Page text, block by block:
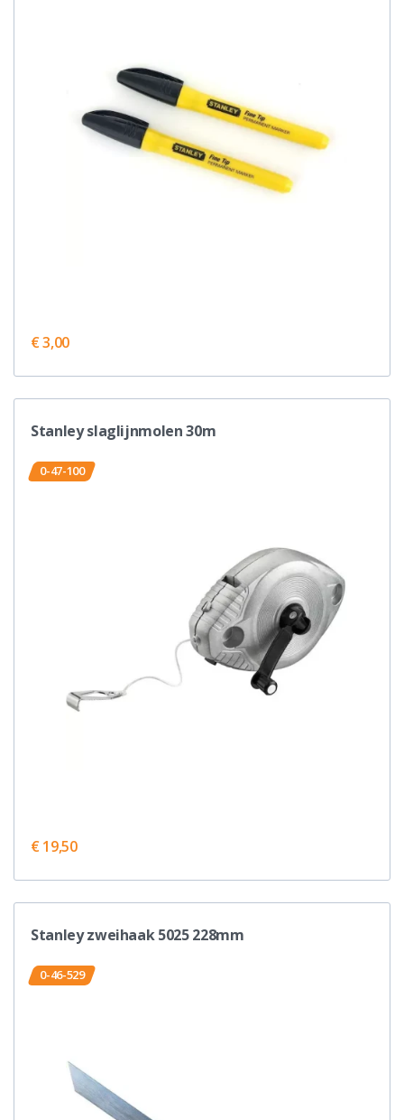
€ 3,00
Stanley slaglijnmolen 30m
0-47-100
€ 19,50
Stanley zweihaak 5025 228mm
0-46-529